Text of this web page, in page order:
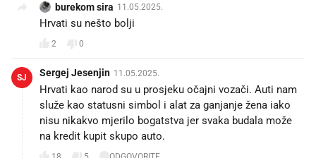
burekom sira 11.05.2025.
Hrvati su nešto bolji
2 0
SJ Sergej Jesenjin 11.05.2025.
Hrvati kao narod su u prosjeku očajni vozači. Auti nam
služe kao statusni simbol i alat za ganjanje žena iako
nisu nikakvo mjerilo bogatstva jer svaka budala može
na kredit kupit skupo auto.